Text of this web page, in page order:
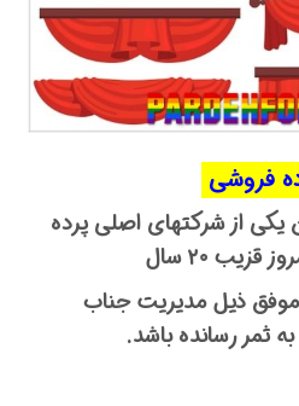
فروشی
از شرکتهای اصلی پرده
۲۰ سال
ذیل مدیریت جناب
ثمر رسانده باشد.